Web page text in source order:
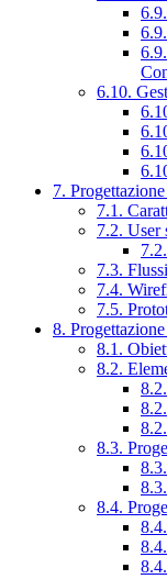
6.10.
7.
7.1.
7.2. User
7.3.
7.4.
7.5.
8.
8.1.
8.2.
8.3.
8.4.